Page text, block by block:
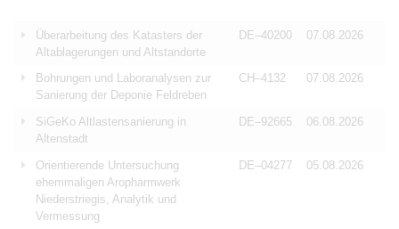
Überarbeitung des Katasters der
Altablagerungen und Altstandorte
DE–40200 07.08.2026
Bohrungen und Laboranalysen zur
Sanierung der Deponie Feldreben
CH–4132 07.08.2026
SiGeKo Altlastensanierung in
Altenstadt
DE–92665 06.08.2026
Orientierende Untersuchung
ehemmaligen Aropharmwerk
Niederstriegis, Analytik und
Vermessung
DE–04277 05.08.2026